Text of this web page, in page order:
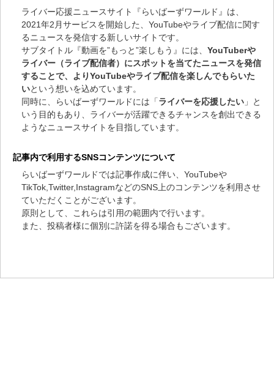
ライバー応援ニュースサイト『らいばーずワールド』は、
2021年2月サービスを開始した、YouTubeやライブ配信に関す
るニュースを発信する新しいサイトです。
サブタイトル『動画を”もっと”楽しもう』には、 YouTuberや
ライバー（ライブ配信者）にスポットを当てたニュースを発信
することで、よりYouTubeやライブ配信を楽しんでもらいた
いという想いを込めています。
同時に、らいばーずワールドには「ライバーを応援したい 」と
いう目的もあり、ライバーが活躍できるチャンスを創出できる
ようなニュースサイトを目指しています。
記事内で利用するSNSコンテンツについて
らいばーずワールドでは記事作成に伴い、YouTubeや
TikTok,Twitter,InstagramなどのSNS上のコンテンツを利用させ
ていただくことがございます。
原則として、これらは引用の範囲内で行います。
また、投稿者様に個別に許諾を得る場合もございます。